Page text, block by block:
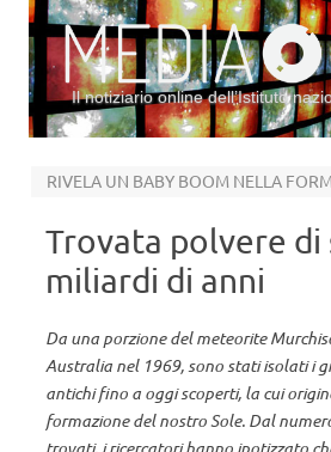
Il notiziario online dell’Istituto
Trovata polvere di
miliardi di anni
Da una porzione del meteorite
Australia nel 1969, sono stati isolati i
antichi fino a oggi scoperti, la cui
formazione del nostro Sole. Dal